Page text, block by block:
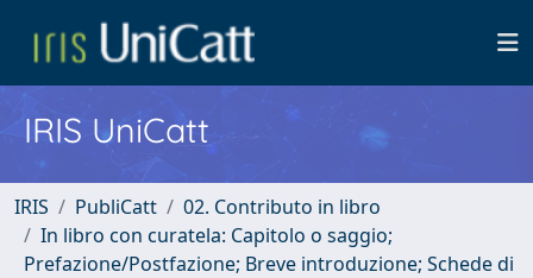
IRIS UniCatt
IRIS PubliCatt
02. Contributo in libro
In libro con curatela: Capitolo o saggio;
Prefazione/Postfazione; Breve introduzione; Schede di